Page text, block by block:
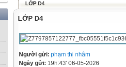
LỚP D4
LỚP D4
Người gửi: phạm thị nhâm
Ngày gửi: 19h:43' 06-05-2026